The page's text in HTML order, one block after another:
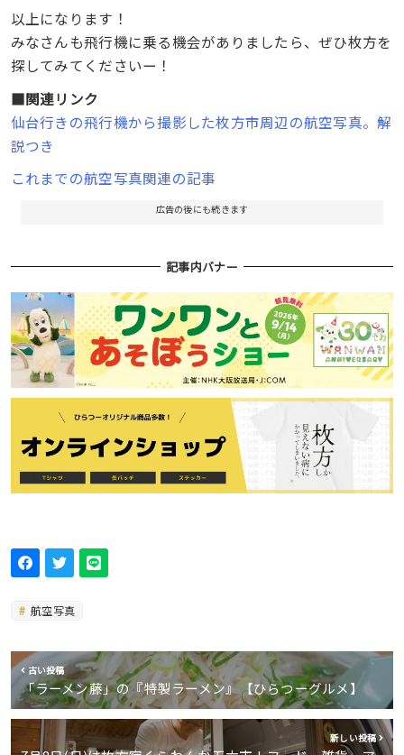
以上になります！
みなさんも飛行機に乗る機会がありましたら、ぜひ枚方を
探してみてくださいー！
■関連リンク
仙台行きの飛行機から撮影した枚方市周辺の航空写真。解
説つき
これまでの航空写真関連の記事
広告の後にも続きます
記事内バナー
航空写真
古い投稿
「ラーメン藤」の『特製ラーメン』【ひらつーグルメ】
新しい投稿